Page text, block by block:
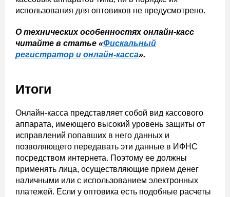
использования для оптовиков не предусмотрено.
О технических особенностях онлайн-касс
читайте в статье «Фискальный
регистратор и онлайн-касса».
Итоги
Онлайн-касса представляет собой вид кассового
аппарата, имеющего высокий уровень защиты от
исправлений попавших в него данных и
позволяющего передавать эти данные в ИФНС
посредством интернета. Поэтому ее должны
применять лица, осуществляющие прием денег
наличными или с использованием электронных
платежей. Если у оптовика есть подобные расчеты